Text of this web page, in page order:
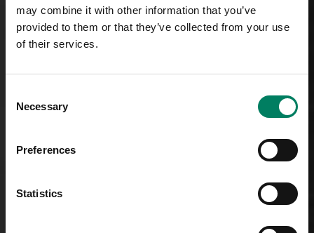
may combine it with other information that you’ve
provided to them or that they’ve collected from your use
of their services.
Selection
Necessary
Preferences
Statistics